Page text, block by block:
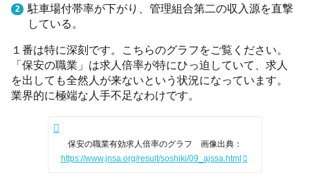
駐車場付帯率が下がり、管理組合第二の収入源を直撃
している。
１番は特に深刻です。こちらのグラフをご覧ください。
「保安の職業」は求人倍率が特にひっ迫していて、求人
を出しても全然人が来ないという状況になっています。
業界的に極端な人手不足なわけです。
保安の職業有効求人倍率のグラフ 画像出典：
https://www.jnsa.org/result/soshiki/09_ajssa.html